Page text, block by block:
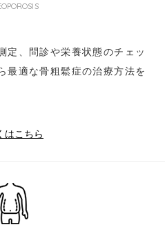
定、問診や栄養状態のチェッ
最適な骨粗鬆症の治療方法を
はこちら